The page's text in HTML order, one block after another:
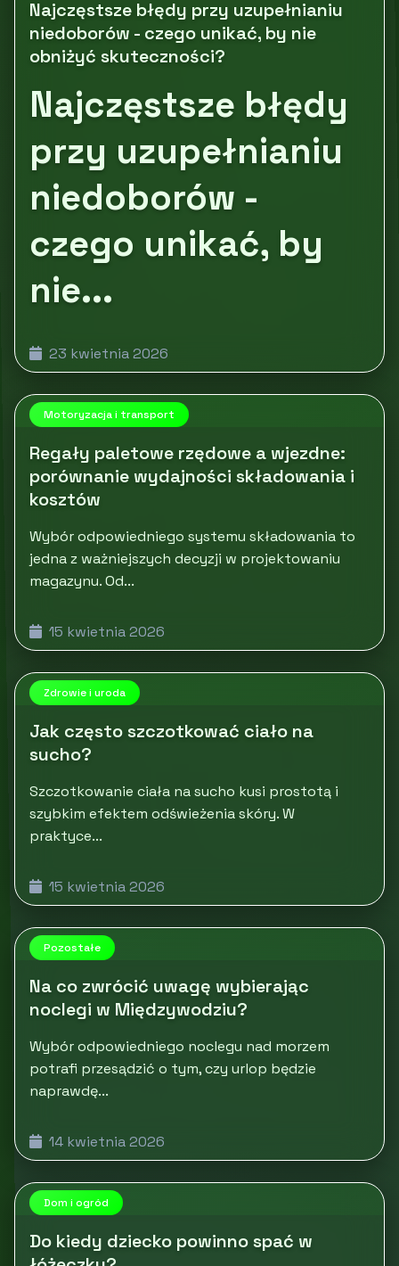
Najczęstsze błędy przy uzupełnianiu
niedoborów - czego unikać, by nie
obniżyć skuteczności?
Najczęstsze błędy
przy uzupełnianiu
niedoborów -
czego unikać, by
nie...
23 kwietnia 2026
Motoryzacja i transport
Regały paletowe rzędowe a wjezdne:
porównanie wydajności składowania i
kosztów
Wybór odpowiedniego systemu składowania to
jedna z ważniejszych decyzji w projektowaniu
magazynu. Od...
15 kwietnia 2026
Zdrowie i uroda
Jak często szczotkować ciało na
sucho?
Szczotkowanie ciała na sucho kusi prostotą i
szybkim efektem odświeżenia skóry. W
praktyce...
15 kwietnia 2026
Pozostałe
Na co zwrócić uwagę wybierając
noclegi w Międzywodziu?
Wybór odpowiedniego noclegu nad morzem
potrafi przesądzić o tym, czy urlop będzie
naprawdę...
14 kwietnia 2026
Dom i ogród
Do kiedy dziecko powinno spać w